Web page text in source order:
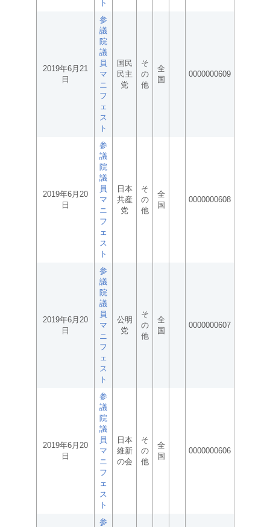
ト
2019年6月21
日
参
議
院
議
員
マ
ニ
フ
ェ
ス
ト
国民
民主
党
そ
の
他
全
国
0000000609
2019年6月20
日
参
議
院
議
員
マ
ニ
フ
ェ
ス
ト
日本
共産
党
そ
の
他
全
国
0000000608
2019年6月20
日
参
議
院
議
員
マ
ニ
フ
ェ
ス
ト
公明
党
そ
の
他
全
国
0000000607
2019年6月20
日
参
議
院
議
員
マ
ニ
フ
ェ
ス
ト
日本
維新
の会
そ
の
他
全
国
0000000606
参